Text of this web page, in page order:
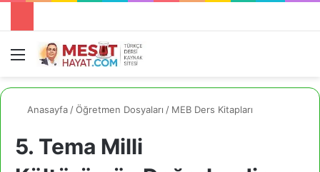
Menü
Anasayfa /Öğretmen Dosyaları / MEB Ders Kitapları
5. Tema Milli